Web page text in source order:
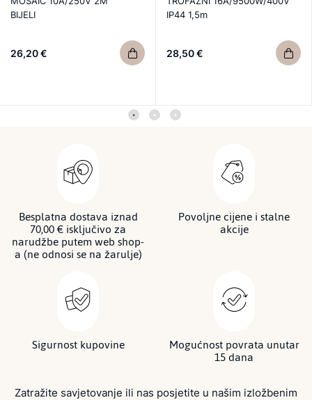
BIJELI
26,20 €
IP44 1,5m
28,50 €
Besplatna dostava iznad
70,00 € isključivo za
narudžbe putem web shop-
a (ne odnosi se na žarulje)
Povoljne cijene i stalne
akcije
Sigurnost kupovine Mogućnost povrata unutar
15 dana
Zatražite savjetovanje ili nas posjetite u našim izložbenim